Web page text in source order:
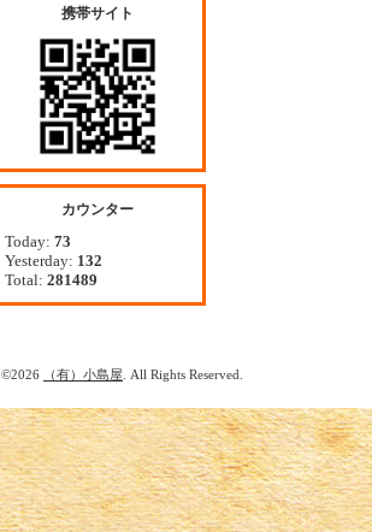
携帯サイト
カウンター
Today: 73
Yesterday: 132
Total: 281489
©2026 （有）小島屋 . All Rights Reserved.